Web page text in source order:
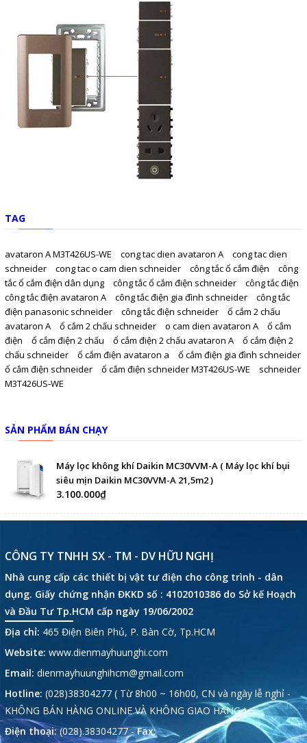
TAG
avataron A M3T426US-WE cong tac dien avataron A
cong tac dien
schneider
cong tac o cam dien schneider công tắc ổ cắm điện
công
tắc ổ cắm điện dân dụng
công tắc ổ cắm điện schneider
công tắc điện
công tắc điện avataron A
công tắc điện gia đình schneider
công tắc
điện panasonic schneider
công tắc điện schneider
ổ cắm 2 chấu
avataron A
ổ cắm 2 chấu schneider o cam dien avataron A
ổ cắm
điện
ổ cắm điện 2 chấu ổ cắm điện 2 chấu avataron A
ổ cắm điện 2
chấu schneider
ổ cắm điện avataron a
ổ cắm điện gia đình schneider
ổ cắm điện schneider
ổ cắm điện schneider M3T426US-WE
schneider
M3T426US-WE
SẢN PHẨM BÁN CHẠY
Máy lọc không khí Daikin MC30VVM-A ( Máy lọc khí bụi
siêu mịn Daikin MC30VVM-A 21,5m2 )
3.100.000₫
CÔNG TY TNHH SX - TM - DV HỮU NGHỊ
Nhà cung cấp các thiết bị vật tư điện cho công trình - dân
dụng. Giấy chứng nhận ĐKKD số : 4102010386 do Sở kế Hoạch
và Đầu Tư Tp.HCM cấp ngày 19/06/2002
Địa chỉ: 465 Điện Biên Phủ, P. Bàn Cờ, Tp.HCM
Website: www.dienmayhuunghi.com
Email: dienmayhuunghihcm@gmail.com
Hotline: (028)38304277 ( Từ 8h00 ~ 16h00, CN và ngày lễ nghỉ -
KHÔNG BÁN HÀNG ONLINE VÀ KHÔNG GIAO HÀNG )
Điện thoại:(028).38304277 -Fax: